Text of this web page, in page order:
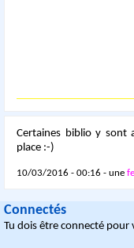
Certaines biblio y sont
place :-)
10/03/2016 - 00:16 - une
Connectés
Tu dois être connecté pour